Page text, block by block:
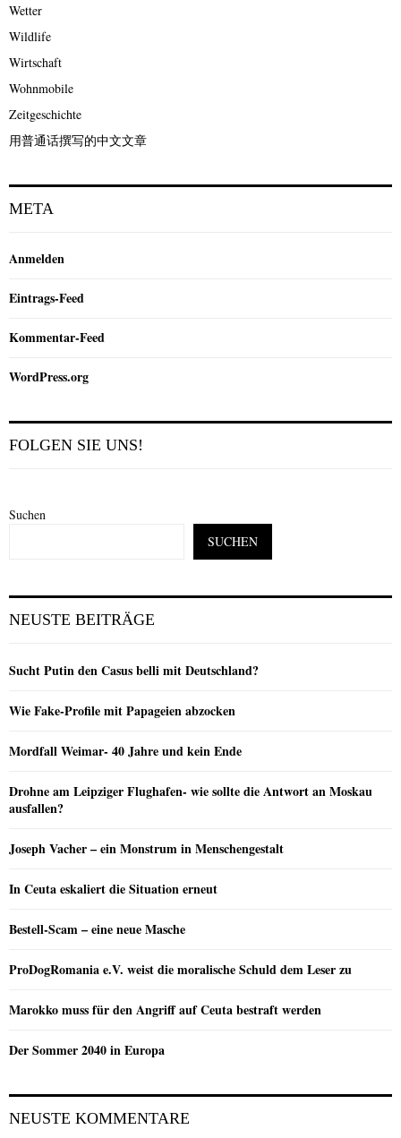
Wetter
Wildlife
Wirtschaft
Wohnmobile
Zeitgeschichte
用普通话撰写的中文文章
META
Anmelden
Eintrags-Feed
Kommentar-Feed
WordPress.org
FOLGEN SIE UNS!
Suchen
SUCHEN
NEUSTE BEITRÄGE
Sucht Putin den Casus belli mit Deutschland?
Wie Fake-Profile mit Papageien abzocken
Mordfall Weimar- 40 Jahre und kein Ende
Drohne am Leipziger Flughafen- wie sollte die Antwort an Moskau
ausfallen?
Joseph Vacher – ein Monstrum in Menschengestalt
In Ceuta eskaliert die Situation erneut
Bestell-Scam – eine neue Masche
ProDogRomania e.V. weist die moralische Schuld dem Leser zu
Marokko muss für den Angriff auf Ceuta bestraft werden
Der Sommer 2040 in Europa
NEUSTE KOMMENTARE